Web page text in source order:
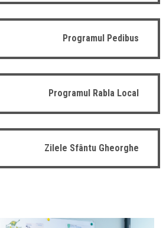
Programul Pedibus
Programul Rabla Local
Zilele Sfântu Gheorghe